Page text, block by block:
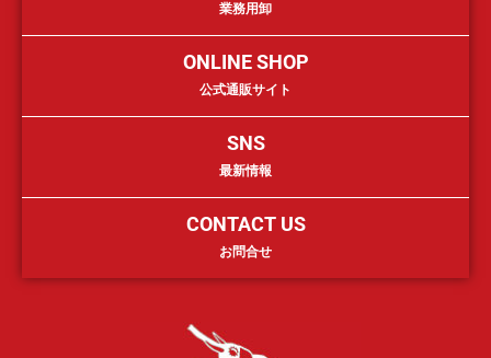
業務用卸
ONLINE SHOP
公式通販サイト
SNS
最新情報
CONTACT US
お問合せ